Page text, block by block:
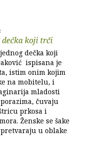
dečka koji trči
dečka koji
ispisana je
istim onim kojim
na mobitelu, i
mladosti
čuvaju
prkosa i
Ženske se šake
u oblake